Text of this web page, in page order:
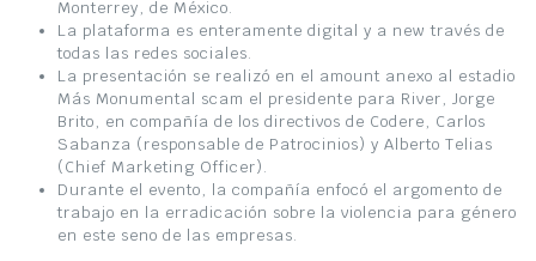
Monterrey, de México.
La plataforma es enteramente digital y a new través de
todas las redes sociales.
La presentación se realizó en el amount anexo al estadio
Más Monumental scam el presidente para River, Jorge
Brito, en compañía de los directivos de Codere, Carlos
Sabanza (responsable de Patrocinios) y Alberto Telias
(Chief Marketing Officer).
Durante el evento, la compañía enfocó el argomento de
trabajo en la erradicación sobre la violencia para género
en este seno de las empresas.